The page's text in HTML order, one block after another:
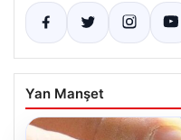
Yan Manşet